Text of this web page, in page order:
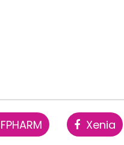
Xenia